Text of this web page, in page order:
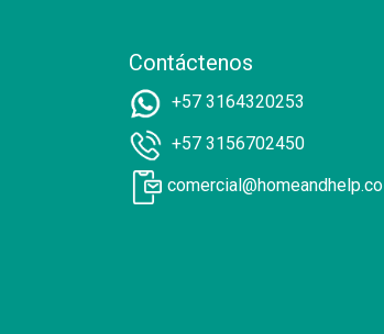
Contáctenos
+57 3164320253
+57 3156702450
comercial@homeandhelp.co